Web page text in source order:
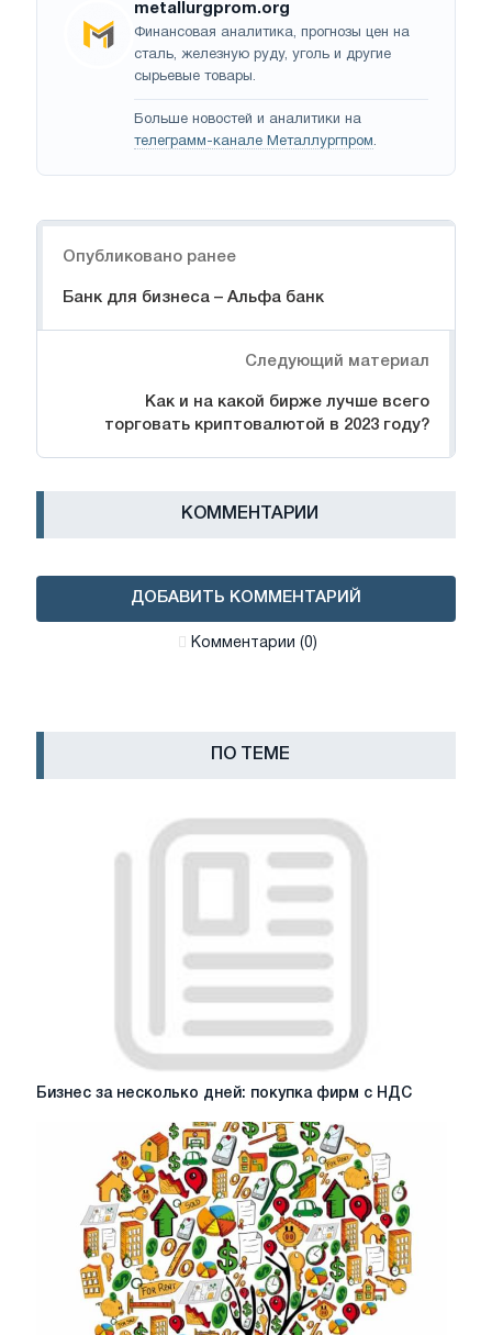
metallurgprom.org
Финансовая аналитика, прогнозы цен на
сталь, железную руду, уголь и другие
сырьевые товары.
Больше новостей и аналитики на
телеграмм-канале Металлургпром.
Опубликовано ранее
Банк для бизнеса – Альфа банк
Следующий материал
Как и на какой бирже лучше всего
торговать криптовалютой в 2023 году?
КОММЕНТАРИИ
ДОБАВИТЬ КОММЕНТАРИЙ
Комментарии (0)
ПО ТЕМЕ
Бизнес
Бизнес за несколько дней: покупка фирм с НДС